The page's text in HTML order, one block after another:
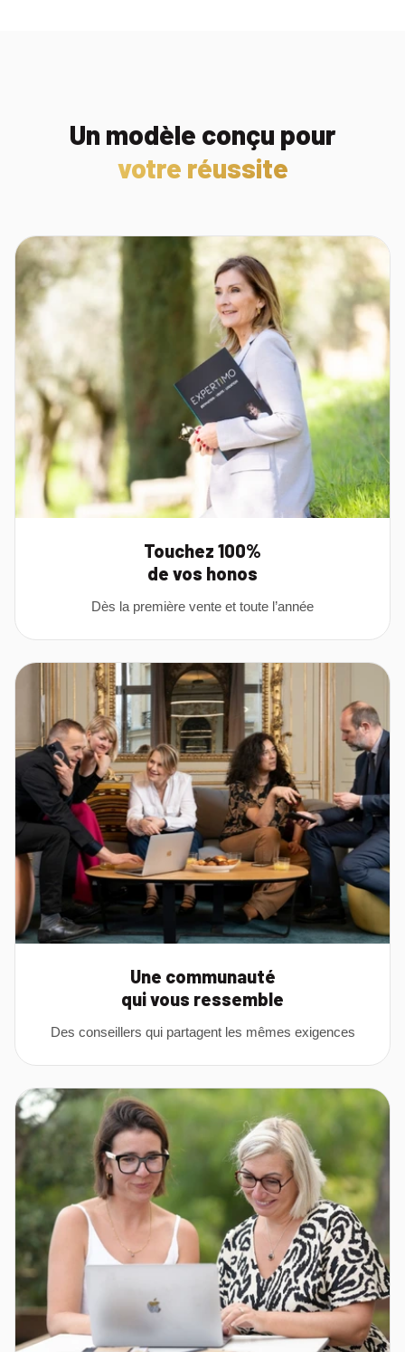
Un modèle conçu pour
votre réussite
Touchez 100%
de vos honos
Dès la première vente et toute l’année
Une communauté
qui vous ressemble
Des conseillers qui partagent les mêmes exigences